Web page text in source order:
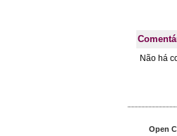
Não há
Open